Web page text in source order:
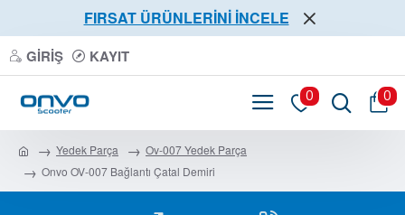
FIRSAT ÜRÜNLERİNİ İNCELE
GIRIŞ KAYIT
0 0
Yedek Parça
Ov-007 Yedek Parça
Onvo OV-007 Bağlantı Çatal Demiri